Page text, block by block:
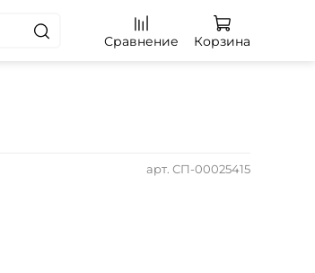
Сравнение Корзина
арт. СП-00025415